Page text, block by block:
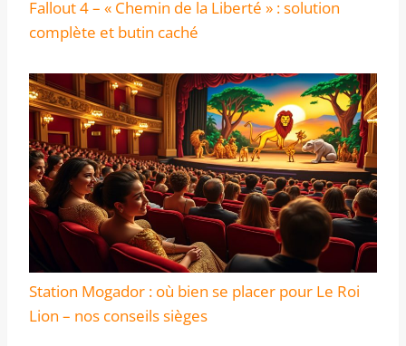
Fallout 4 – « Chemin de la Liberté » : solution
complète et butin caché
Station Mogador : où bien se placer pour Le Roi
Lion – nos conseils sièges